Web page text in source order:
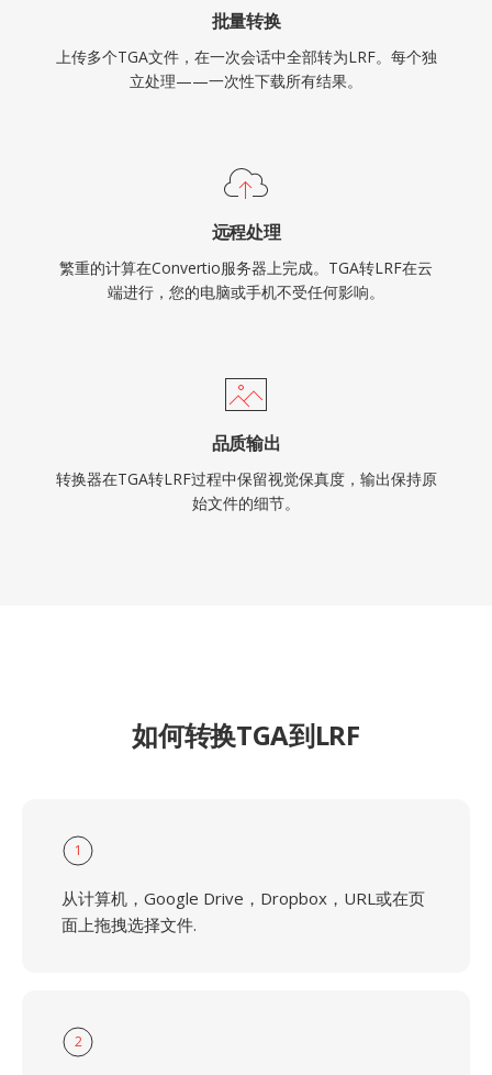
批量转换
上传多个TGA文件，在一次会话中全部转为LRF。每个独
立处理——一次性下载所有结果。
远程处理
繁重的计算在Convertio服务器上完成。TGA转LRF在云
端进行，您的电脑或手机不受任何影响。
品质输出
转换器在TGA转LRF过程中保留视觉保真度，输出保持原
始文件的细节。
如何转换TGA到LRF
1
从计算机，Google Drive，Dropbox，URL或在页
面上拖拽选择文件.
2